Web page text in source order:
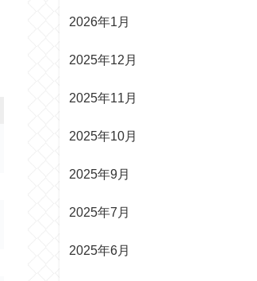
2026年1月
2025年12月
2025年11月
2025年10月
2025年9月
2025年7月
2025年6月